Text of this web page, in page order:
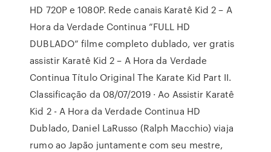
HD 720P e 1080P. Rede canais Karatê Kid 2 – A
Hora da Verdade Continua ”FULL HD
DUBLADO” filme completo dublado, ver gratis
assistir Karatê Kid 2 – A Hora da Verdade
Continua Título Original The Karate Kid Part II.
Classificação da 08/07/2019 · Ao Assistir Karatê
Kid 2 - A Hora da Verdade Continua HD
Dublado, Daniel LaRusso (Ralph Macchio) viaja
rumo ao Japão juntamente com seu mestre,